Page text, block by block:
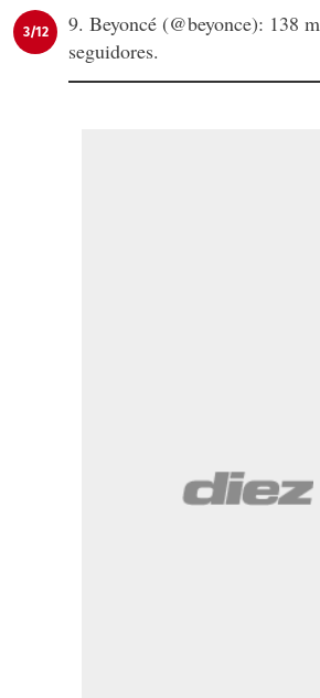
3/12
9. Beyoncé (@beyonce): 138
seguidores.